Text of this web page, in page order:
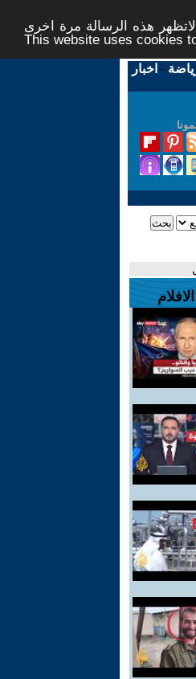
هذه الرسالة مرة اخرى -
This website uses cookies
- اخبار